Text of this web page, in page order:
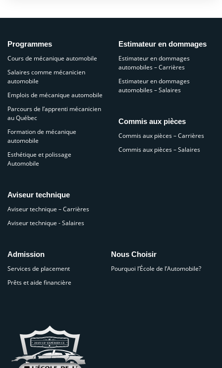
Programmes
Cours de mécanique automobile
Salaires comme mécanicien
automobile
Emplois de mécanique automobile
Parcours de l’apprenti mécanicien
au Québec
Formation de mécanique
automobile
Esthétique et polissage
Automobile
Aviseur technique
Aviseur technique – Carrières
Aviseur technique - Salaires
Estimateur en dommages
Estimateur en dommages
automobiles – Carrières
Estimateur en dommages
automobiles – Salaires
Commis aux pièces
Commis aux pièces – Carrières
Commis aux pièces – Salaires
Admission
Services de placement
Prêts et aide financière
Nous Choisir
Pourquoi l’École de l’Automobile?